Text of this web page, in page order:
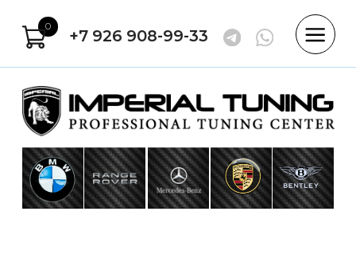
+7 926 908-99-33